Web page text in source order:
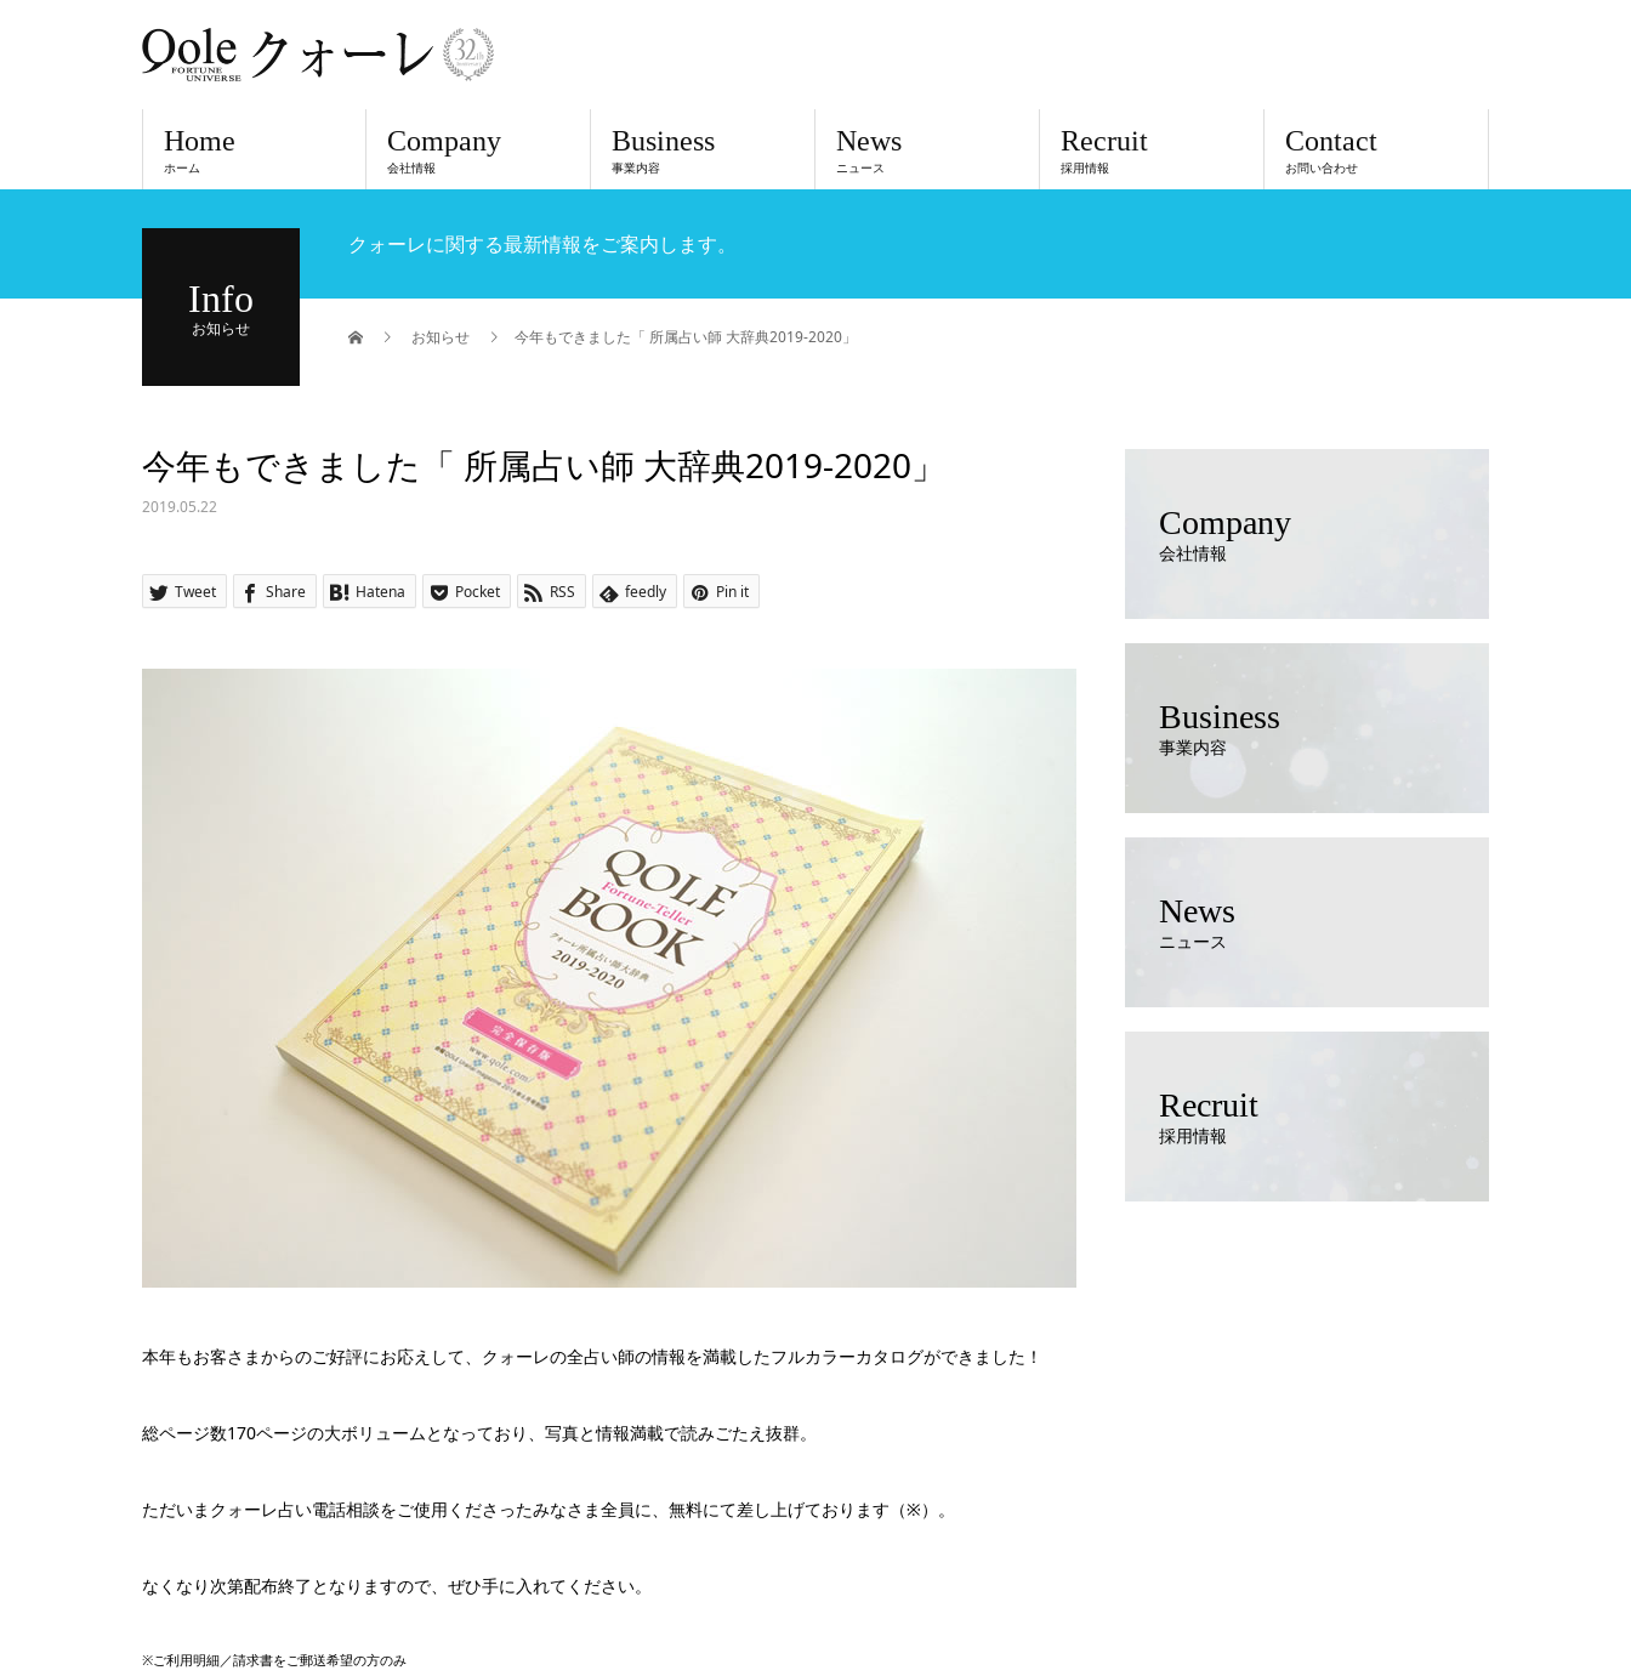
Home
ホーム
Company
会社情報
Business
事業内容
News
ニュース
Recruit
採用情報
Contact
お問い合わせ
Info
お知らせ
クォーレに関する最新情報をご案内します。
お知らせ 今年もできました「 所属占い師 大辞典2019-2020」
今年もできました「 所属占い師 大辞典2019-2020」
2019.05.22
Tweet Share Hatena Pocket RSS feedly Pin it
本年もお客さまからのご好評にお応えして、クォーレの全占い師の情報を満載したフルカラーカタログができました！
総ページ数170ページの大ボリュームとなっており、写真と情報満載で読みごたえ抜群。
ただいまクォーレ占い電話相談をご使用くださったみなさま全員に、無料にて差し上げております（※）。
なくなり次第配布終了となりますので、ぜひ手に入れてください。
※ご利用明細／請求書をご郵送希望の方のみ
Company
会社情報
Business
事業内容
News
ニュース
Recruit
採用情報